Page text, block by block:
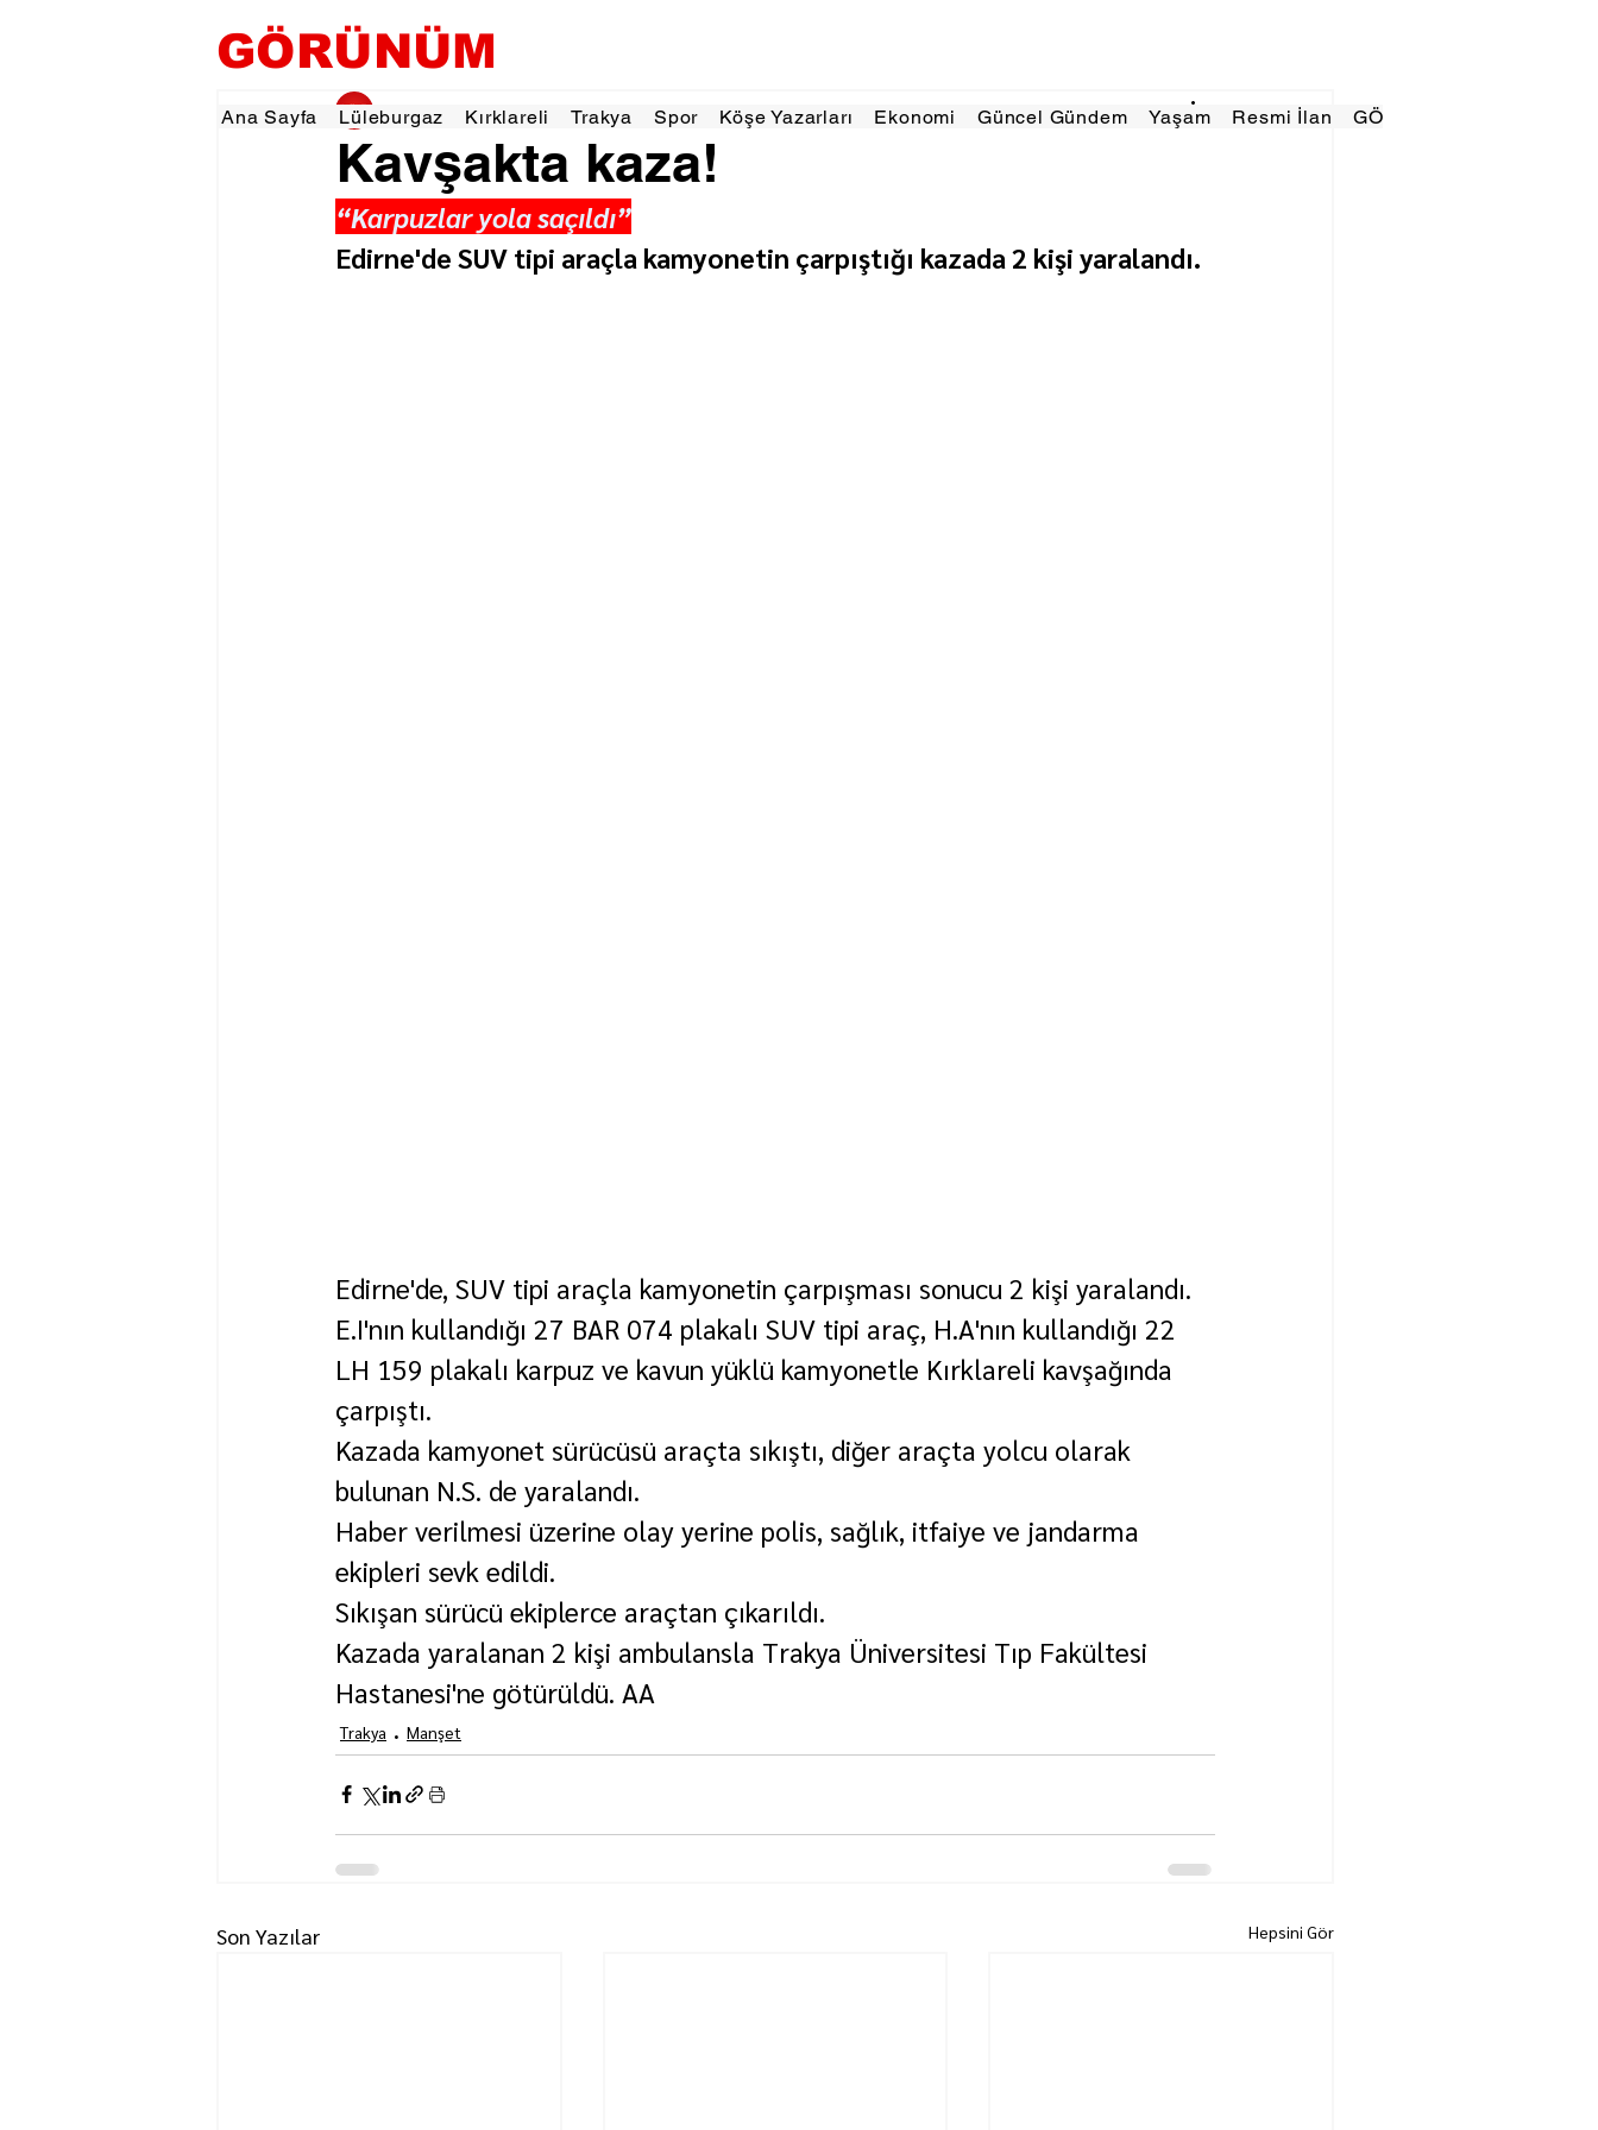
GÖRÜNÜM
Ana Sayfa Lüleburgaz Kırklareli Trakya Spor Köşe Yazarları Ekonomi Güncel Gündem Yaşam Resmi İlan GÖRÜNÜMTV
Kavşakta kaza!
gorunumhaber 8 Eyl 20251 dakikada okunur
“Karpuzlar yola saçıldı”
Edirne'de SUV tipi araçla kamyonetin çarpıştığı kazada 2 kişi yaralandı.
Edirne'de, SUV tipi araçla kamyonetin çarpışması sonucu 2 kişi yaralandı.
E.I'nın kullandığı 27 BAR 074 plakalı SUV tipi araç, H.A'nın kullandığı 22
LH 159 plakalı karpuz ve kavun yüklü kamyonetle Kırklareli kavşağında
çarpıştı.
Kazada kamyonet sürücüsü araçta sıkıştı, diğer araçta yolcu olarak
bulunan N.S. de yaralandı.
Haber verilmesi üzerine olay yerine polis, sağlık, itfaiye ve jandarma
ekipleri sevk edildi.
Sıkışan sürücü ekiplerce araçtan çıkarıldı.
Kazada yaralanan 2 kişi ambulansla Trakya Üniversitesi Tıp Fakültesi
Hastanesi'ne götürüldü. AA
Trakya Manşet
Son Yazılar Hepsini Gör